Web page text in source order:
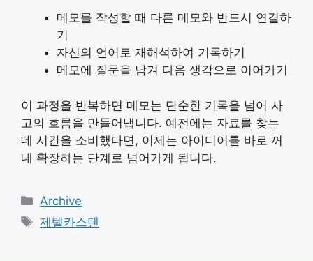
메모를 작성할 때 다른 메모와 반드시 연결하
기
자신의 언어로 재해석하여 기록하기
메모에 질문을 남겨 다음 생각으로 이어가기
이 과정을 반복하면 메모는 단순한 기록을 넘어 사
고의 흐름을 만들어냅니다. 예전에는 자료를 찾는
데 시간을 소비했다면, 이제는 아이디어를 바로 꺼
내 확장하는 단계로 넘어가게 됩니다.
카
테
고
Archive
태
제텔카스텐